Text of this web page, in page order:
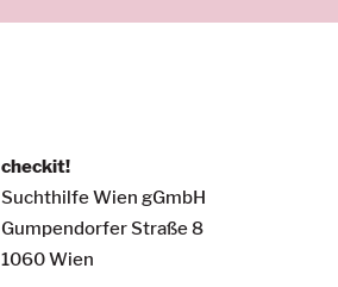
checkit!
Suchthilfe Wien gGmbH
Gumpendorfer Straße 8
1060 Wien